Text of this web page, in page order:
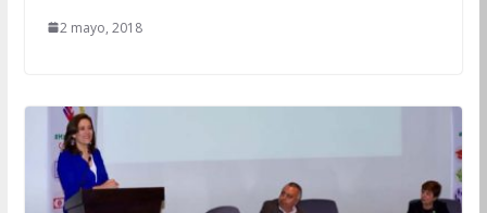
2 mayo, 2018